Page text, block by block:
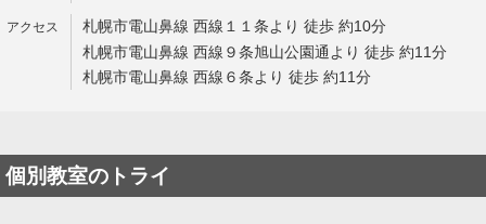
札幌市電山鼻線 西線１１条より 徒歩 約10分
札幌市電山鼻線 西線９条旭山公園通より 徒歩 約11分
札幌市電山鼻線 西線６条より 徒歩 約11分
個別教室のトライ